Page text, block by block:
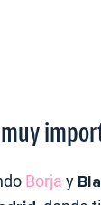
Borja y